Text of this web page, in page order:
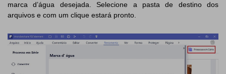
marca d’água desejada. Selecione a pasta de destino dos
arquivos e com um clique estará pronto.